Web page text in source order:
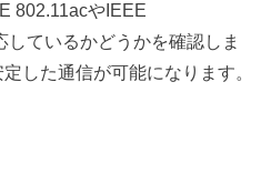
802.11acやIEEE
ているかどうかを確認しま
した通信が可能になります。